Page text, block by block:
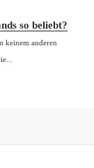
so beliebt?
keinem anderen
Regeln für